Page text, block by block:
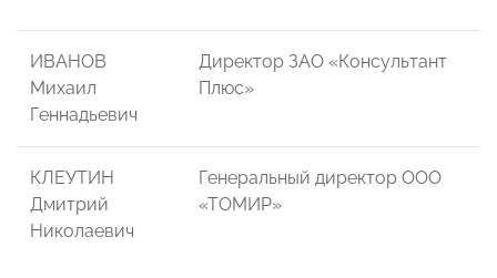
ИВАНОВ
Михаил
Геннадьевич
Директор ЗАО «Консультант
Плюс»
КЛЕУТИН
Дмитрий
Николаевич
Генеральный директор ООО
«ТОМИР»